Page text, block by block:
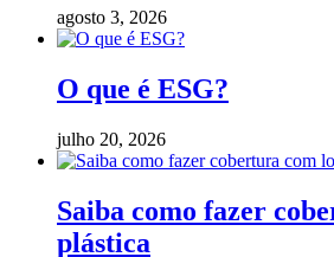
agosto 3, 2026
O que é ESG?
julho 20, 2026
Saiba como fazer
plástica